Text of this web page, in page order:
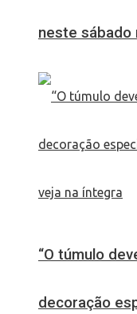
neste sábado
“O túmulo
decoração